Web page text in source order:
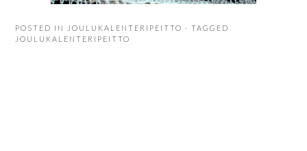
POSTED IN JOULUKALENTERIPEITTO · TAGGED
JOULUKALENTERIPEITTO